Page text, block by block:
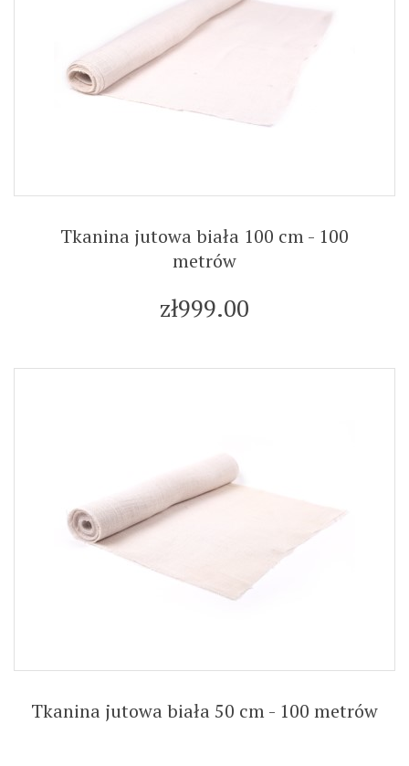
Tkanina jutowa biała 100 cm - 100
metrów
zł999.00
Tkanina jutowa biała 50 cm - 100 metrów